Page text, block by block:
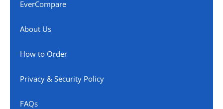
EverCompare
About Us
How to Order
Privacy & Security Policy
FAQs